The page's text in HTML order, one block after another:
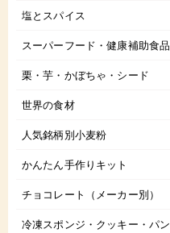
塩とスパイス
スーパーフード・健康補助食品
栗・芋・かぼちゃ・シード
世界の食材
人気銘柄別小麦粉
かんたん手作りキット
チョコレート（メーカー別）
冷凍スポンジ・クッキー・パン